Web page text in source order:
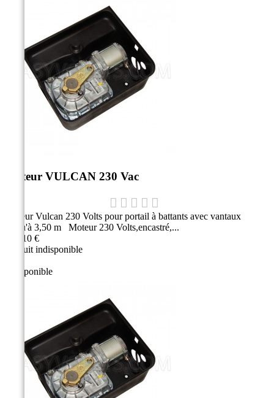
Moteur VULCAN 230 Vac
Moteur Vulcan 230 Volts pour portail à battants avec vantaux
jusqu'à 3,50 m Moteur 230 Volts,encastré,...
724,10 €
Produit indisponible
Indisponible